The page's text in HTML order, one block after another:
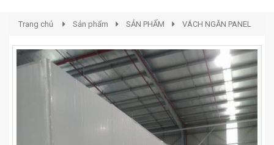
Trang chủ Sản phẩm SẢN PHẨM VÁCH NGĂN PANEL